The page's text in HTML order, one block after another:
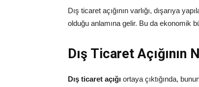
Dış ticaret açığının varlığı, dışarıya
olduğu anlamına gelir. Bu da ekonomik
Dış Ticaret Açığının
Dış ticaret açığı ortaya çıktığında,